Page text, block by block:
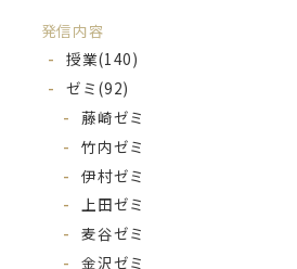
発信内容
授業(140)
ゼミ(92)
藤崎ゼミ
竹内ゼミ
伊村ゼミ
上田ゼミ
麦谷ゼミ
金沢ゼミ